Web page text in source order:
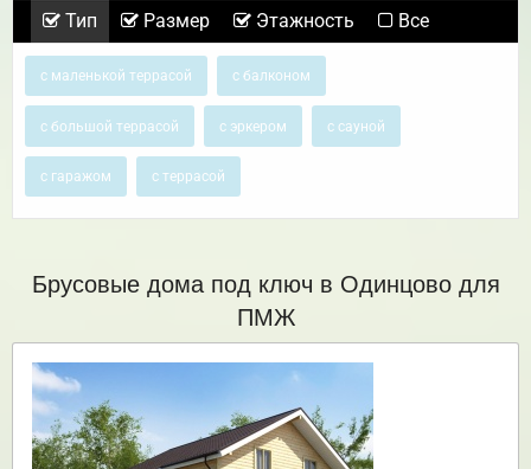
Тип Размер Этажность Все
с маленькой террасой с балконом
с большой террасой с эркером с сауной
с гаражом с террасой
Брусовые дома под ключ в Одинцово для
ПМЖ